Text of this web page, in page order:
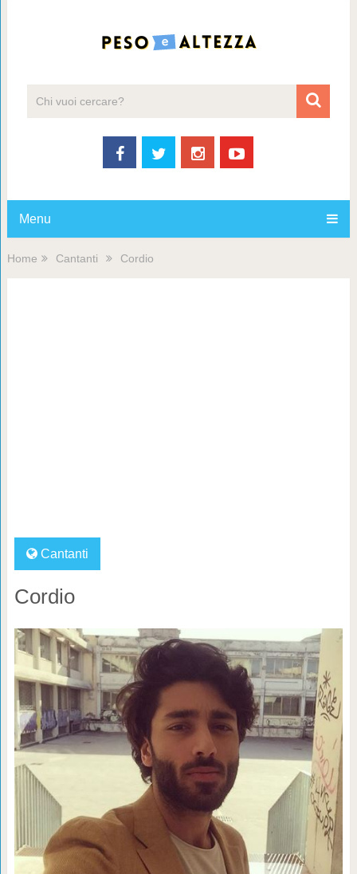
Menu
Home Cantanti Cordio
Cantanti
Cordio